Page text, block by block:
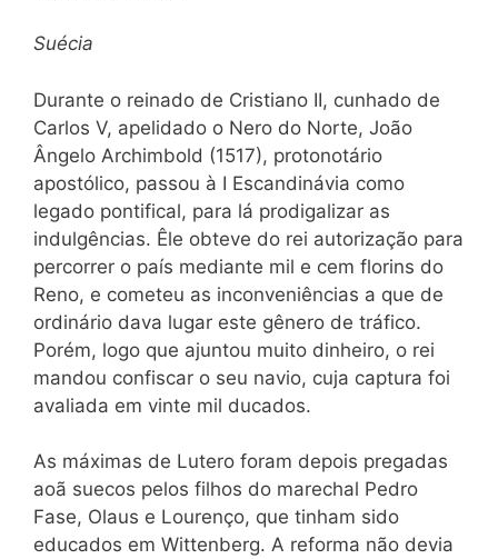
Suécia
Durante o reinado de Cristiano II, cunhado de
Carlos V, apelidado o Nero do Norte, João
Ângelo Archimbold (1517), protonotário
apostólico, passou à I Escandinávia como
legado pontifical, para lá prodigalizar as
indulgências. Êle obteve do rei autorização para
percorrer o país mediante mil e cem florins do
Reno, e cometeu as inconveniências a que de
ordinário dava lugar este gênero de tráfico.
Porém, logo que ajuntou muito dinheiro, o rei
mandou confiscar o seu navio, cuja captura foi
avaliada em vinte mil ducados.
As máximas de Lutero foram depois pregadas
aoã suecos pelos filhos do marechal Pedro
Fase, Olaus e Lourenço, que tinham sido
educados em Wittenberg. A reforma não devia